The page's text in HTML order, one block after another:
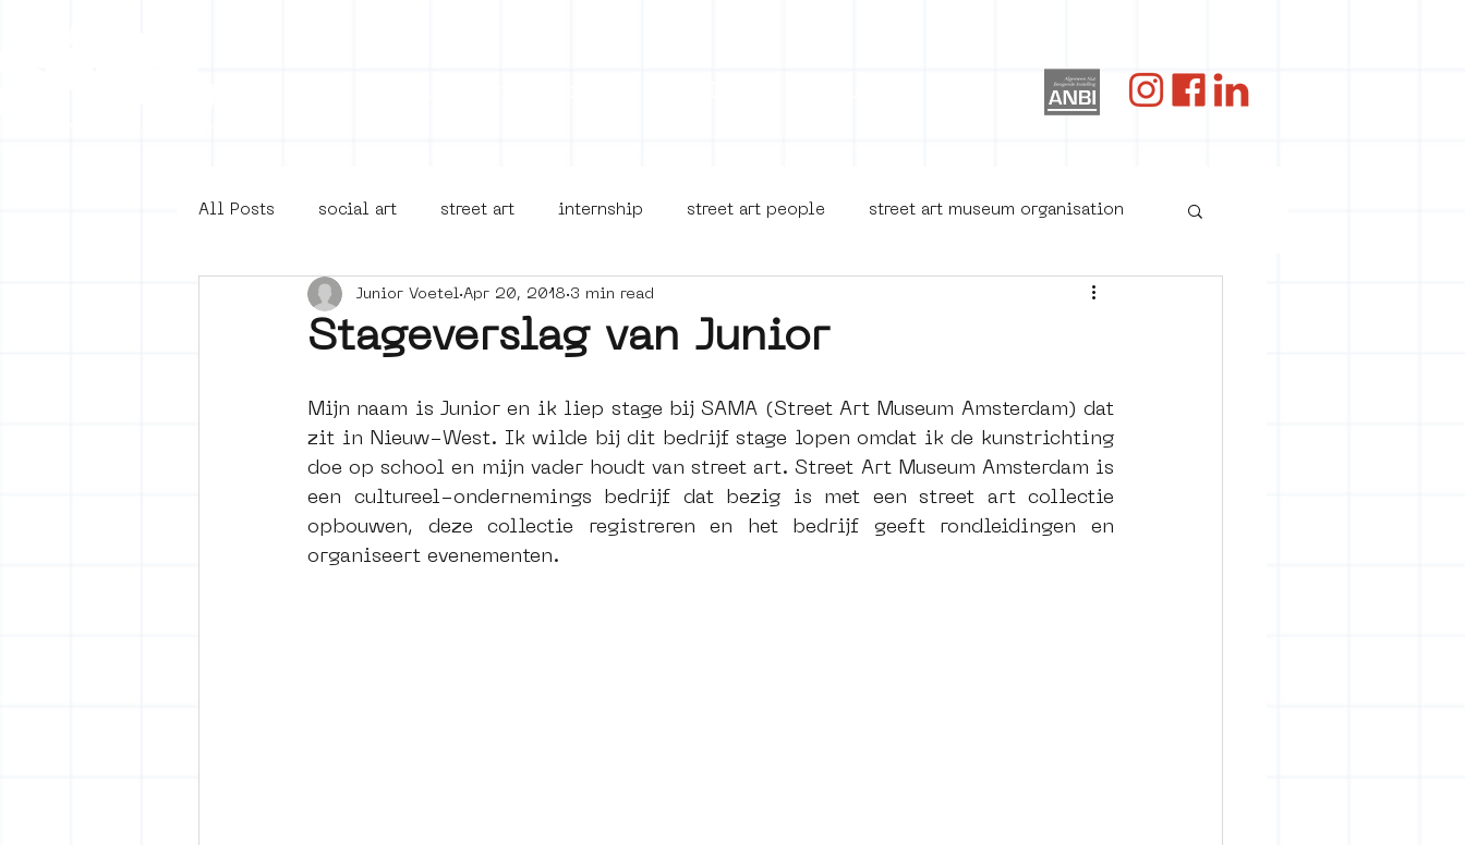
All Posts social art street art internship street art people street art museum organisation
4en5mei d66 buurtmuseua new business model
Guided Street Art Tours Young Society AR Dreamocracy diversity poster art
vrijheid maaltijd Amsterdam moste
Stageverslag van Junior
Junior Voetel Apr 20, 2018 3 min read
Mijn naam is Junior en ik liep stage bij SAMA (Street Art Museum Amsterdam) dat
zit in Nieuw-West. Ik wilde bij dit bedrijf stage lopen omdat ik de kunstrichting
doe op school en mijn vader houdt van street art. Street Art Museum Amsterdam is
een cultureel-ondernemings bedrijf dat bezig is met een street art collectie
opbouwen, deze collectie registreren en het bedrijf geeft rondleidingen en
organiseert evenementen.